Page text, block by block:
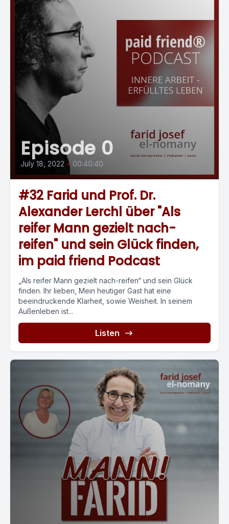
Episode 0
July 18, 2022 • 00:40:40
#32 Farid und Prof. Dr.
Alexander Lerchl über "Als
reifer Mann gezielt nach-
reifen" und sein Glück finden,
im paid friend Podcast
„Als reifer Mann gezielt nach-reifen“ und sein Glück
finden. Ihr lieben, Mein heutiger Gast hat eine
beeindruckende Klarheit, sowie Weisheit. In seinem
Außenleben ist...
Listen